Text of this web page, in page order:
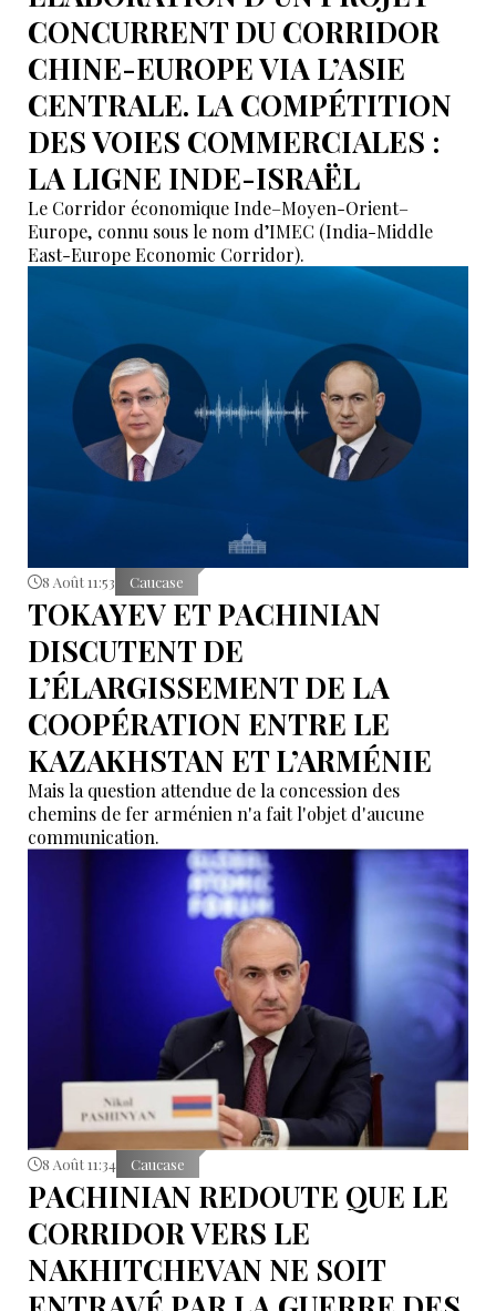
CONCURRENT DU CORRIDOR
CHINE-EUROPE VIA L’ASIE
CENTRALE. LA COMPÉTITION
DES VOIES COMMERCIALES :
LA LIGNE INDE-ISRAËL
Le Corridor économique Inde–Moyen-Orient–
Europe, connu sous le nom d’IMEC (India-Middle
East-Europe Economic Corridor).
8 Août 11:53 Caucase
TOKAYEV ET PACHINIAN
DISCUTENT DE
L’ÉLARGISSEMENT DE LA
COOPÉRATION ENTRE LE
KAZAKHSTAN ET L’ARMÉNIE
Mais la question attendue de la concession des
chemins de fer arménien n'a fait l'objet d'aucune
communication.
8 Août 11:34 Caucase
PACHINIAN REDOUTE QUE LE
CORRIDOR VERS LE
NAKHITCHEVAN NE SOIT